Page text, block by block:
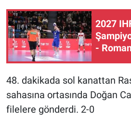
2027
-
48. dakikada sol kanattan
sahasına ortasında Doğan
filelere gönderdi. 2-0